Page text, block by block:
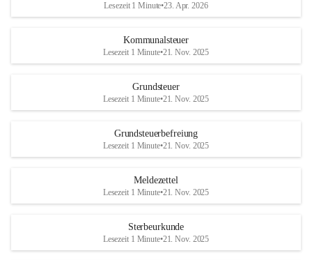
Lesezeit 1 Minute•23. Apr. 2026
Kommunalsteuer
Lesezeit 1 Minute•21. Nov. 2025
Grundsteuer
Lesezeit 1 Minute•21. Nov. 2025
Grundsteuerbefreiung
Lesezeit 1 Minute•21. Nov. 2025
Meldezettel
Lesezeit 1 Minute•21. Nov. 2025
Sterbeurkunde
Lesezeit 1 Minute•21. Nov. 2025